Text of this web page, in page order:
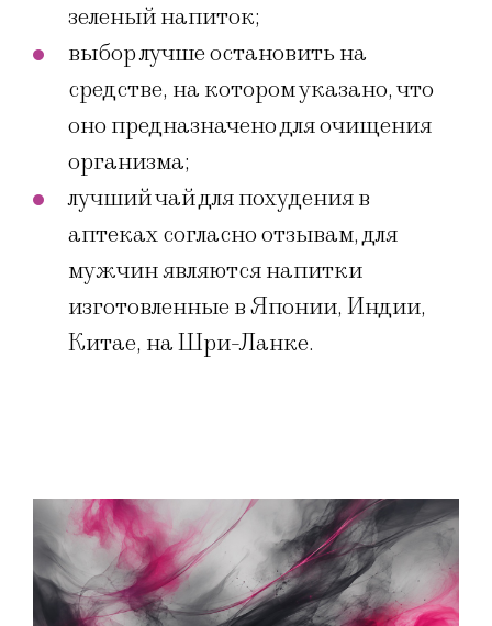
зеленый напиток;
выбор лучше остановить на
средстве, на котором указано, что
оно предназначено для очищения
организма;
лучший чай для похудения в
аптеках согласно отзывам, для
мужчин являются напитки
изготовленные в Японии, Индии,
Китае, на Шри-Ланке.